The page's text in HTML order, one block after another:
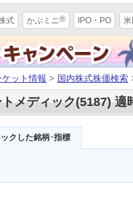
式 かぶミニ® IPO・PO
ケット情報 > 国内株式株価検索
メディック(5187) 適
クした銘柄･指標